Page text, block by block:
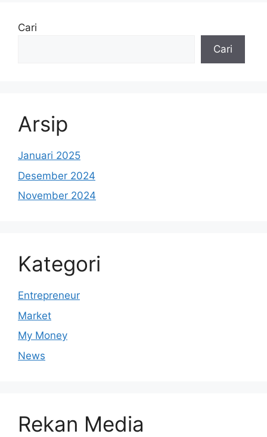
Cari
Cari
Arsip
Januari 2025
Desember 2024
November 2024
Kategori
Entrepreneur
Market
My Money
News
Rekan Media